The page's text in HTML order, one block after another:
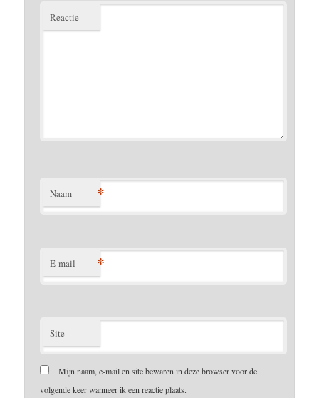
Reactie
Naam *
E-mail *
Site
Mijn naam, e-mail en site bewaren in deze browser voor de
volgende keer wanneer ik een reactie plaats.